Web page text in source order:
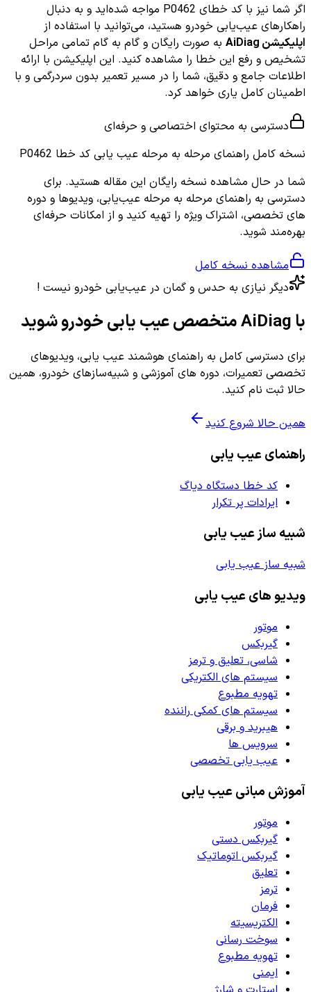
اگر شما نیز با کد خطای P0462 مواجه شده‌اید و به دنبال
راهکارهای عیب‌یابی خودرو هستید، می‌توانید با استفاده از
اپلیکیشن AiDiag
به صورت رایگان و گام به گام تمامی مراحل
تشخیص و رفع این خطا را مشاهده کنید. این اپلیکیشن با ارائه
اطلاعات جامع و دقیق، شما را در مسیر تعمیر بدون سردرگمی و با
اطمینان کامل یاری خواهد کرد.
دسترسی به محتوای اختصاصی و حرفه‌ای
نسخه کامل راهنمای مرحله به مرحله عیب یابی کد خطا P0462
شما در حال مشاهده نسخه رایگان این مقاله هستید. برای
دسترسی به راهنمای مرحله به مرحله عیب‌یابی، ویدیوها و دوره
های تخصصی، اشتراک ویژه را تهیه کنید و از امکانات حرفه‌ای
بهره‌مند شوید.
مشاهده نسخه کامل
دیگر نیازی به حدس و گمان در عیب‌یابی خودرو نیست !
با AiDiag متخصص عیب یابی خودرو شوید
برای دسترسی کامل به راهنمای هوشمند عیب یابی، ویدیوهای
تخصصی تعمیرات، دوره های آموزشی و شبیه‌سازهای خودرو، همین
حالا ثبت نام کنید.
همین حالا شروع کنید
راهنمای عیب یابی
کد خطا دستگاه دیاگ
ایرادات پر تکرار
شبیه ساز عیب یابی
شبیه ساز عیب یابی
ویدیو های عیب یابی
موتور
گیربکس
شاسی، تعلیق و ترمز
سیستم های الکتریکی
تهویه مطبوع
سیستم های کمکی راننده
هیبرید و برقی
سرویس ها
عیب یابی تخصصی
آموزش مبانی عیب یابی
موتور
گیربکس دستی
گیربکس اتوماتیک
تعلیق
ترمز
فرمان
الکتریسیته
سوخت رسانی
تهویه مطبوع
ایمنی